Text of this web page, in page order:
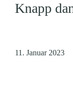
Knapp
11. Januar 2023